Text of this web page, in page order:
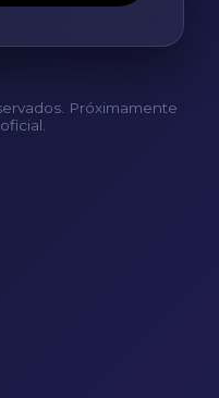
Próximamente